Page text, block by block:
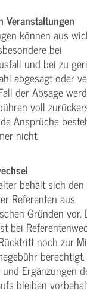
Veranstaltungen
können aus
bei
und bei zu
abgesagt oder
der Absage
voll
Ansprüche
nicht.
behält sich den
Referenten aus
Gründen vor.
bei
noch zur
berechtigt.
Ergänzungen
bleiben